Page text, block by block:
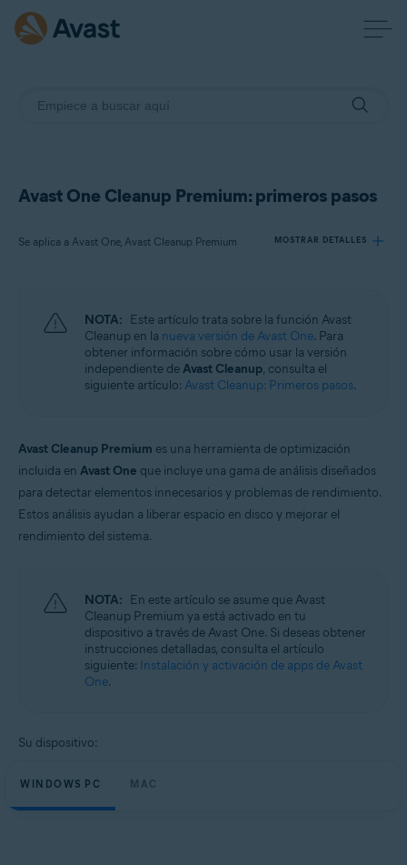
Avast One Cleanup Premium: primeros pasos
Se aplica a Avast One, Avast Cleanup Premium MOSTRAR DETALLES
Avast One
Avast Cleanup Premium
Sistemas operativos:
NOTA: Este artículo trata sobre la función Avast
Cleanup en la nueva versión de Avast One. Para
obtener información sobre cómo usar la versión
independiente deAvast Cleanup, consulta el
siguiente artículo: Avast Cleanup: Primeros pasos.
Avast Cleanup Premium es una herramienta de optimización
incluida en Avast One que incluye una gama de análisis diseñados
para detectar elementos innecesarios y problemas de rendimiento.
Estos análisis ayudan a liberar espacio en disco y mejorar el
rendimiento del sistema.
NOTA: En este artículo se asume que Avast
Cleanup Premium ya está activado en tu
dispositivo a través de Avast One. Si deseas obtener
instrucciones detalladas, consulta el artículo
siguiente: Instalación y activación de apps de Avast
One.
Su dispositivo:
WINDOWS PC MAC